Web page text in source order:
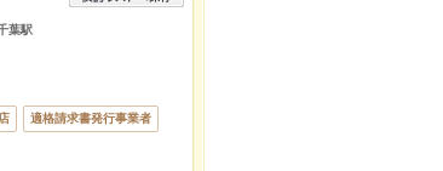
葉駅
適格請求書発行事業者